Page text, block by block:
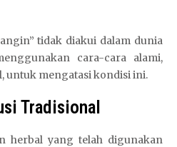
tidak diakui dalam dunia
cara-cara alami,
untuk mengatasi kondisi ini.
Tradisional
herbal yang telah digunakan